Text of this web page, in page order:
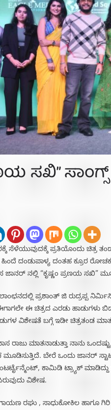
ಸಖಿ”
ಸೆಳೆಯುವುದಕ್ಕೆ ಪ್ರತಿಯೊಂದು
ದಂಡುಪಾಳ್ಯ ದಂತಹ ಕ್ರೂರ ರೋಚಕ
ನಲ್ಲಿ “ಕೃಷ್ಣಂ ಪ್ರಣಯ ಸಖಿ”
ಪ್ರಶಾಂತ್ ಜಿ ರುದ್ರಪ್ಪ
ಈ ಚಿತ್ರದ ಎರಡು ಹಾಡುಗಳು
ವಿಶೇಷತೆ ಬಗ್ಗೆ ಇಡೀ ಚಿತ್ರತಂಡ
ರಾಜು ಮಾತನಾಡುತ್ತಾ ನಾನು
ಮೂಡಿಸುತ್ತಿದೆ. ಬೇರೆ ಒಂದು ಜಾನರ್
ಕಾಮಿಡಿ ಟ್ರ್ಯಾಕ್
ವಿಶೇಷ.
ರಘು , ಸಾಧುಕೋಕಿಲ ಹಾಗೂ